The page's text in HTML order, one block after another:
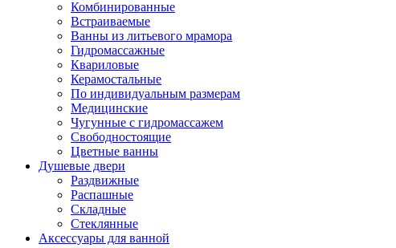
Комбинированные
Встраиваемые
Ванны из литьевого мрамора
Гидромассажные
Квариловые
Керамостальные
По индивидуальным размерам
Медицинские
Чугунные с гидромассажем
Свободностоящие
Цветные ванны
Душевые двери
Раздвижные
Распашные
Складные
Стеклянные
Аксессуары для ванной